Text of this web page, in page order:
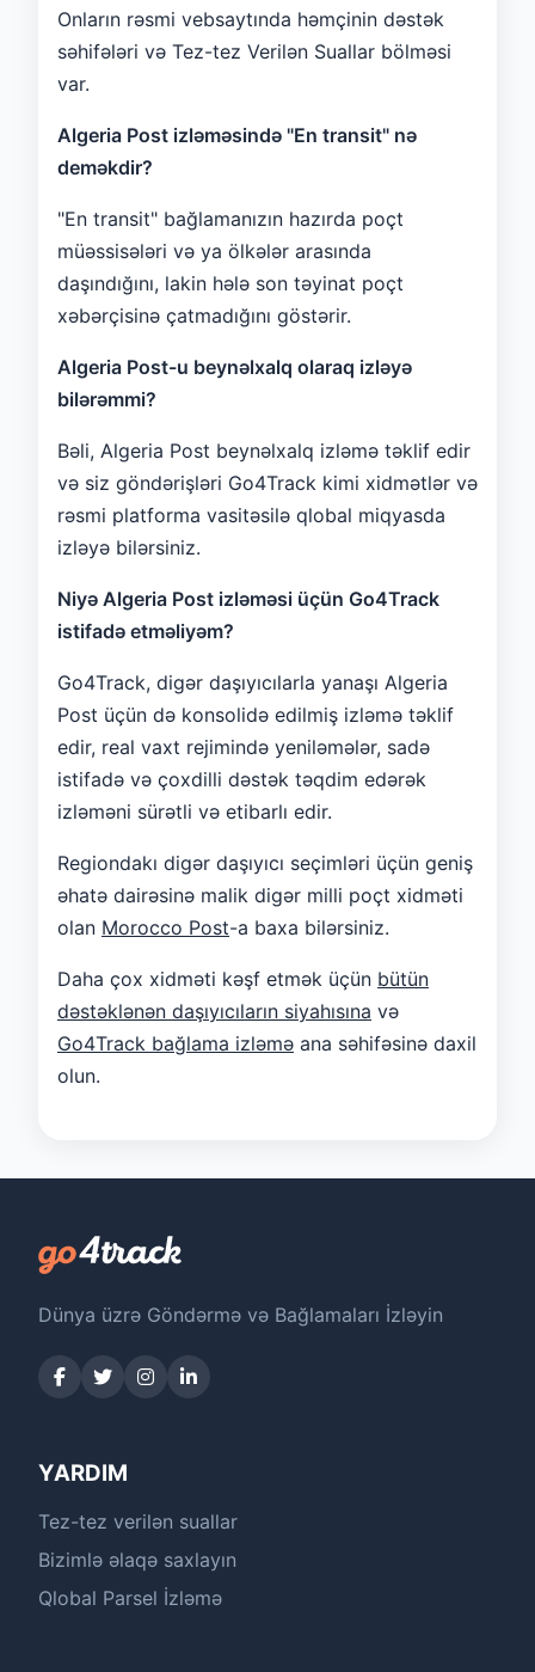
Onların rəsmi vebsaytında həmçinin dəstək
səhifələri və Tez-tez Verilən Suallar bölməsi
var.
Algeria Post izləməsində "En transit" nə
deməkdir?
"En transit" bağlamanızın hazırda poçt
müəssisələri və ya ölkələr arasında
daşındığını, lakin hələ son təyinat poçt
xəbərçisinə çatmadığını göstərir.
Algeria Post-u beynəlxalq olaraq izləyə
bilərəmmi?
Bəli, Algeria Post beynəlxalq izləmə təklif edir
və siz göndərişləri Go4Track kimi xidmətlər və
rəsmi platforma vasitəsilə qlobal miqyasda
izləyə bilərsiniz.
Niyə Algeria Post izləməsi üçün Go4Track
istifadə etməliyəm?
Go4Track, digər daşıyıcılarla yanaşı Algeria
Post üçün də konsolidə edilmiş izləmə təklif
edir, real vaxt rejimində yeniləmələr, sadə
istifadə və çoxdilli dəstək təqdim edərək
izləməni sürətli və etibarlı edir.
Regiondakı digər daşıyıcı seçimləri üçün geniş
əhatə dairəsinə malik digər milli poçt xidməti
olan Morocco Post-a baxa bilərsiniz.
Daha çox xidməti kəşf etmək üçün bütün
dəstəklənən daşıyıcıların siyahısına və
Go4Track bağlama izləmə ana səhifəsinə daxil
olun.
Dünya üzrə Göndərmə və Bağlamaları İzləyin
YARDIM
Tez-tez verilən suallar
Bizimlə əlaqə saxlayın
Qlobal Parsel İzləmə